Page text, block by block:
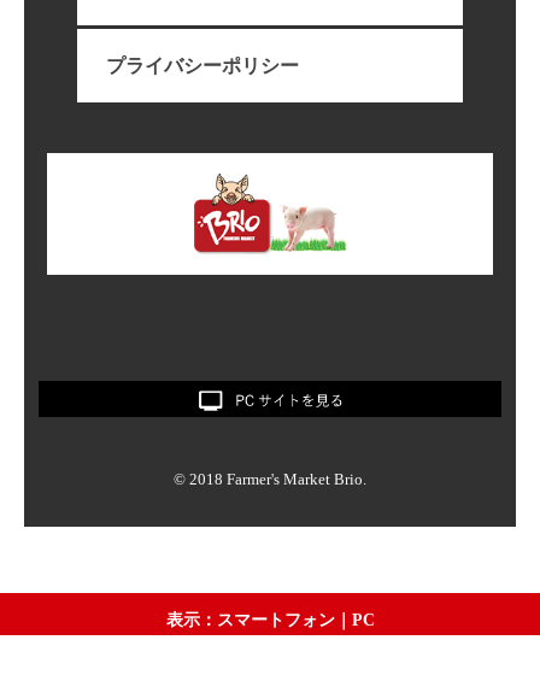
プライバシーポリシー
© 2018 Farmer's Market Brio.
表示：スマートフォン｜ PC